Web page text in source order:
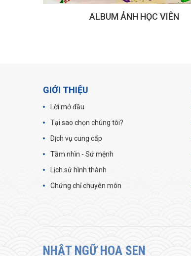
ALBUM ẢNH HỌC VIÊN
GIỚI THIỆU
Lời mở đầu
Tại sao chọn chúng tôi?
Dịch vụ cung cấp
Tầm nhìn - Sứ mệnh
Lịch sử hình thành
Chứng chỉ chuyên môn
NHẬT NGỮ HOA SEN